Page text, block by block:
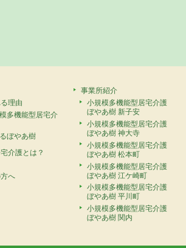
理由
多機能型居宅介
ぼやあ樹
介護とは？
へ
事業所紹介
小規模多機能型居宅介護
ぼやあ樹 新子安
小規模多機能型居宅介護
ぼやあ樹 神大寺
小規模多機能型居宅介護
ぼやあ樹 松本町
小規模多機能型居宅介護
ぼやあ樹 江ケ崎町
小規模多機能型居宅介護
ぼやあ樹 平川町
小規模多機能型居宅介護
ぼやあ樹 関内